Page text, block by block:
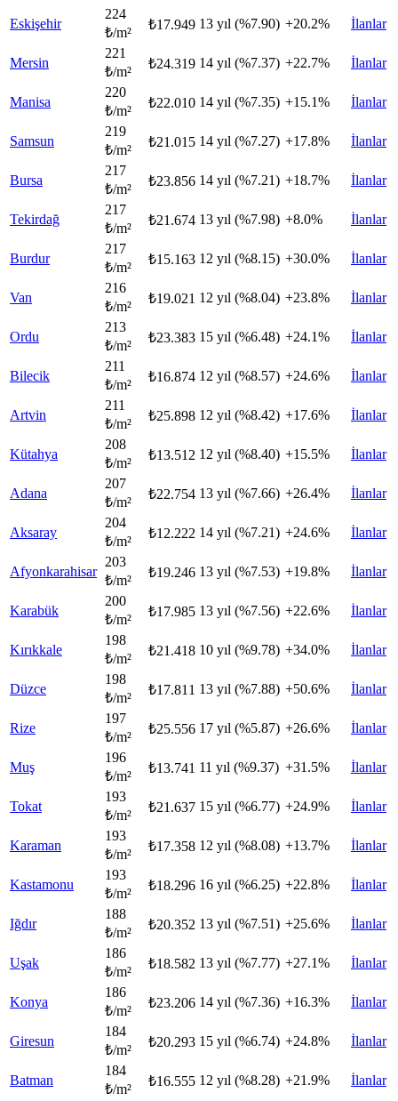
Eskişehir
224
₺/m²
₺17.949 13 yıl (%7.90) +20.2% İlanlar
Mersin
221
₺/m²
₺24.319 14 yıl (%7.37) +22.7% İlanlar
Manisa
220
₺/m²
₺22.010 14 yıl (%7.35) +15.1% İlanlar
Samsun
219
₺/m²
₺21.015 14 yıl (%7.27) +17.8% İlanlar
Bursa
217
₺/m²
₺23.856 14 yıl (%7.21) +18.7% İlanlar
Tekirdağ
217
₺/m²
₺21.674 13 yıl (%7.98) +8.0% İlanlar
Burdur
217
₺/m²
₺15.163 12 yıl (%8.15) +30.0% İlanlar
Van
216
₺/m²
₺19.021 12 yıl (%8.04) +23.8% İlanlar
Ordu
213
₺/m²
₺23.383 15 yıl (%6.48) +24.1% İlanlar
Bilecik
211
₺/m²
₺16.874 12 yıl (%8.57) +24.6% İlanlar
Artvin
211
₺/m²
₺25.898 12 yıl (%8.42) +17.6% İlanlar
Kütahya
208
₺/m²
₺13.512 12 yıl (%8.40) +15.5% İlanlar
Adana
207
₺/m²
₺22.754 13 yıl (%7.66) +26.4% İlanlar
Aksaray
204
₺/m²
₺12.222 14 yıl (%7.21) +24.6% İlanlar
Afyonkarahisar
203
₺/m²
₺19.246 13 yıl (%7.53) +19.8% İlanlar
Karabük
200
₺/m²
₺17.985 13 yıl (%7.56) +22.6% İlanlar
Kırıkkale
198
₺/m²
₺21.418 10 yıl (%9.78) +34.0% İlanlar
Düzce
198
₺/m²
₺17.811 13 yıl (%7.88) +50.6% İlanlar
Rize
197
₺/m²
₺25.556 17 yıl (%5.87) +26.6% İlanlar
Muş
196
₺/m²
₺13.741 11 yıl (%9.37) +31.5% İlanlar
Tokat
193
₺/m²
₺21.637 15 yıl (%6.77) +24.9% İlanlar
Karaman
193
₺/m²
₺17.358 12 yıl (%8.08) +13.7% İlanlar
Kastamonu
193
₺/m²
₺18.296 16 yıl (%6.25) +22.8% İlanlar
Iğdır
188
₺/m²
₺20.352 13 yıl (%7.51) +25.6% İlanlar
Uşak
186
₺/m²
₺18.582 13 yıl (%7.77) +27.1% İlanlar
Konya
186
₺/m²
₺23.206 14 yıl (%7.36) +16.3% İlanlar
Giresun
184
₺/m²
₺20.293 15 yıl (%6.74) +24.8% İlanlar
Batman
184
₺/m²
₺16.555 12 yıl (%8.28) +21.9% İlanlar